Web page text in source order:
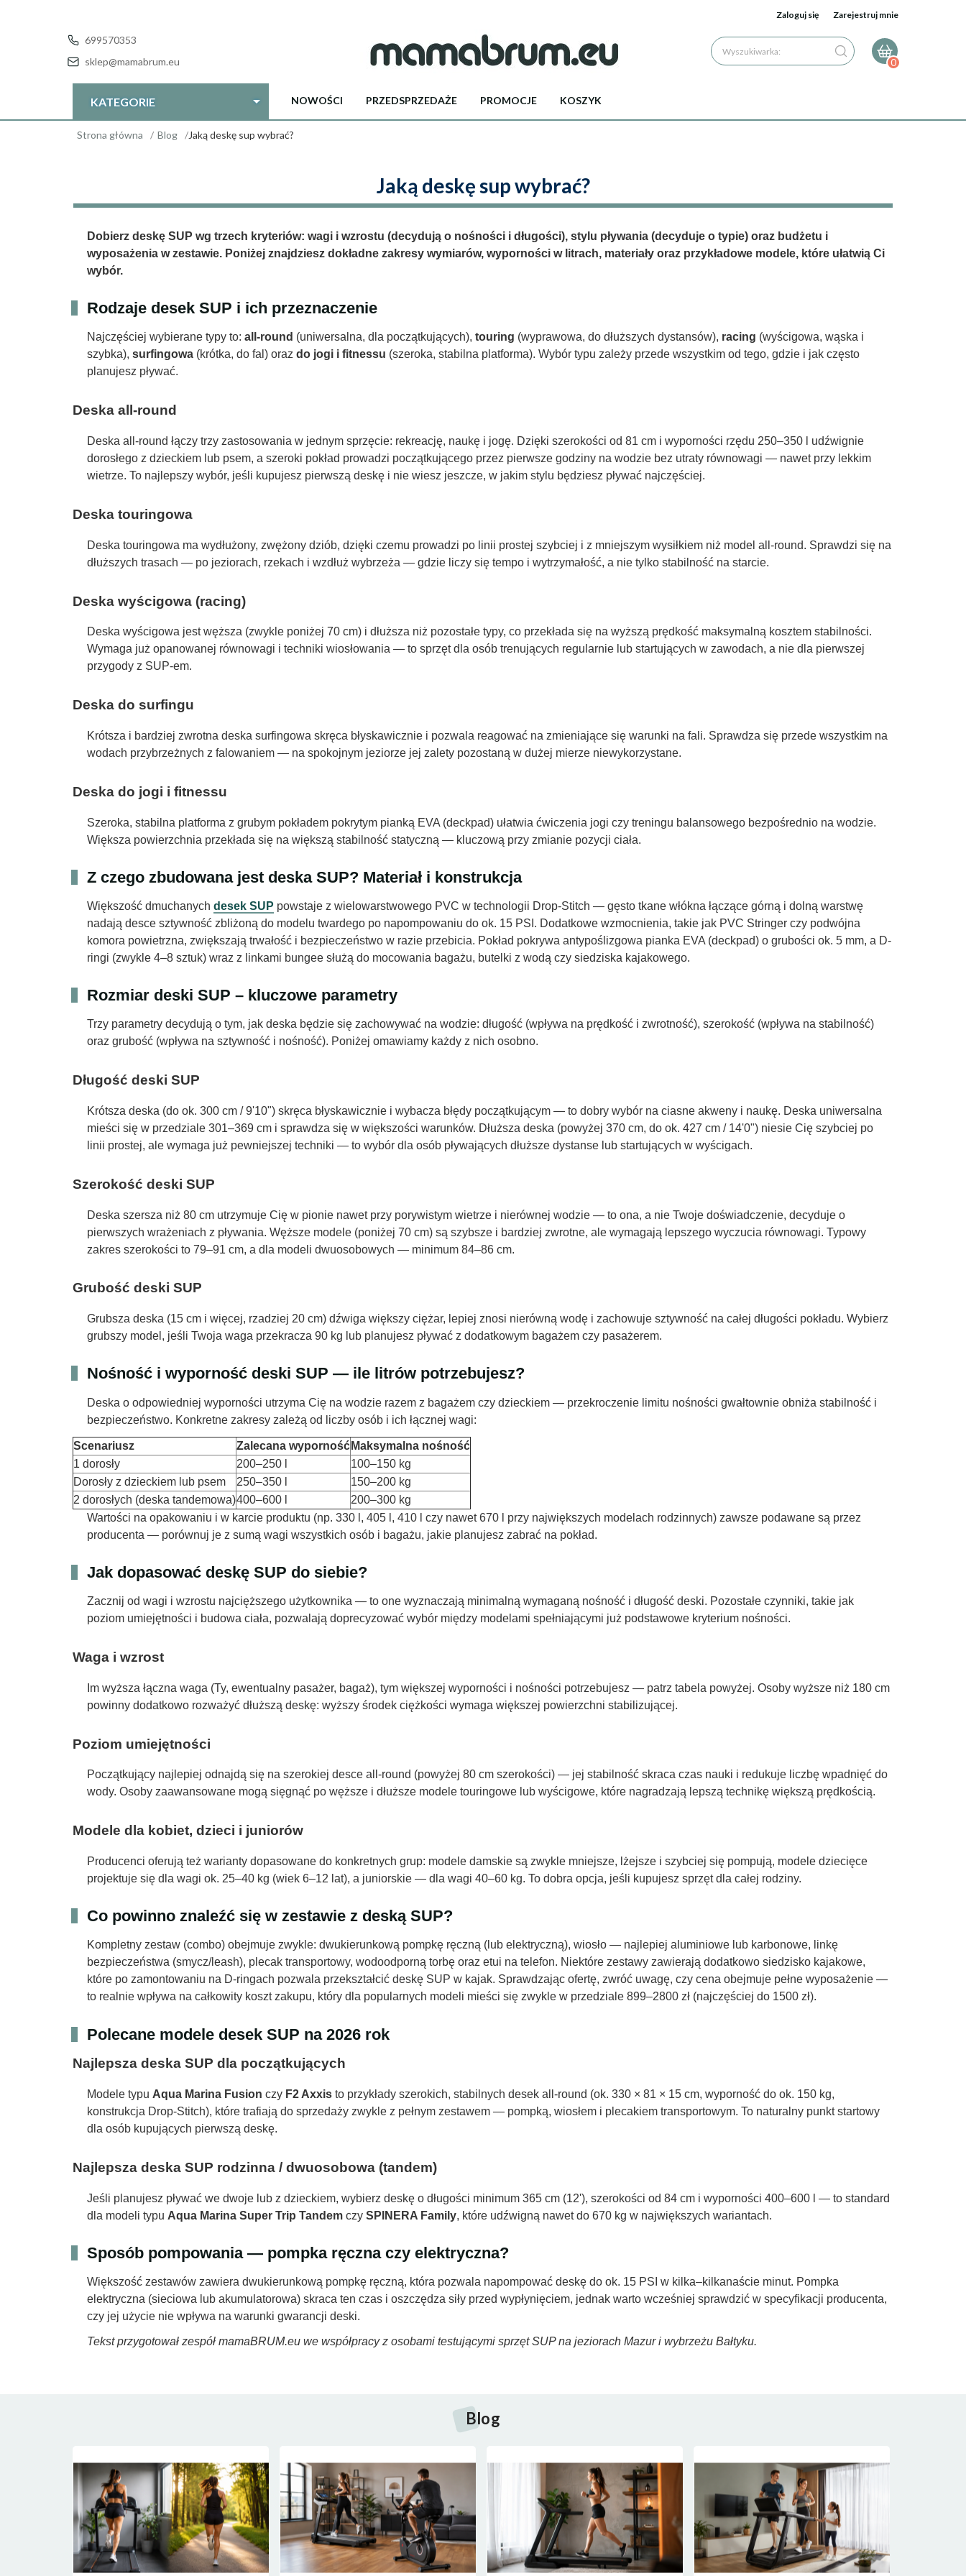
Zaloguj się Zarejestruj mnie
699570353
sklep@mamabrum.eu
Wyszukiwarka:
0
KATEGORIE NOWOŚCI PRZEDSPRZEDAŻE PROMOCJE KOSZYK
Strona główna Blog Jaką deskę sup wybrać?
Jaką deskę sup wybrać?
Dobierz deskę SUP wg trzech kryteriów: wagi i wzrostu (decydują o nośności i długości), stylu pływania (decyduje o typie) oraz budżetu i
wyposażenia w zestawie. Poniżej znajdziesz dokładne zakresy wymiarów, wyporności w litrach, materiały oraz przykładowe modele, które ułatwią Ci
wybór.
Rodzaje desek SUP i ich przeznaczenie
Najczęściej wybierane typy to: all-round (uniwersalna, dla początkujących), touring (wyprawowa, do dłuższych dystansów), racing (wyścigowa, wąska i
szybka), surfingowa (krótka, do fal) oraz do jogi i fitnessu (szeroka, stabilna platforma). Wybór typu zależy przede wszystkim od tego, gdzie i jak często
planujesz pływać.
Deska all-round
Deska all-round łączy trzy zastosowania w jednym sprzęcie: rekreację, naukę i jogę. Dzięki szerokości od 81 cm i wyporności rzędu 250–350 l udźwignie
dorosłego z dzieckiem lub psem, a szeroki pokład prowadzi początkującego przez pierwsze godziny na wodzie bez utraty równowagi — nawet przy lekkim
wietrze. To najlepszy wybór, jeśli kupujesz pierwszą deskę i nie wiesz jeszcze, w jakim stylu będziesz pływać najczęściej.
Deska touringowa
Deska touringowa ma wydłużony, zwężony dziób, dzięki czemu prowadzi po linii prostej szybciej i z mniejszym wysiłkiem niż model all-round. Sprawdzi się na
dłuższych trasach — po jeziorach, rzekach i wzdłuż wybrzeża — gdzie liczy się tempo i wytrzymałość, a nie tylko stabilność na starcie.
Deska wyścigowa (racing)
Deska wyścigowa jest węższa (zwykle poniżej 70 cm) i dłuższa niż pozostałe typy, co przekłada się na wyższą prędkość maksymalną kosztem stabilności.
Wymaga już opanowanej równowagi i techniki wiosłowania — to sprzęt dla osób trenujących regularnie lub startujących w zawodach, a nie dla pierwszej
przygody z SUP-em.
Deska do surfingu
Krótsza i bardziej zwrotna deska surfingowa skręca błyskawicznie i pozwala reagować na zmieniające się warunki na fali. Sprawdza się przede wszystkim na
wodach przybrzeżnych z falowaniem — na spokojnym jeziorze jej zalety pozostaną w dużej mierze niewykorzystane.
Deska do jogi i fitnessu
Szeroka, stabilna platforma z grubym pokładem pokrytym pianką EVA (deckpad) ułatwia ćwiczenia jogi czy treningu balansowego bezpośrednio na wodzie.
Większa powierzchnia przekłada się na większą stabilność statyczną — kluczową przy zmianie pozycji ciała.
Z czego zbudowana jest deska SUP? Materiał i konstrukcja
Większość dmuchanych desek SUP powstaje z wielowarstwowego PVC w technologii Drop-Stitch — gęsto tkane włókna łączące górną i dolną warstwę
nadają desce sztywność zbliżoną do modelu twardego po napompowaniu do ok. 15 PSI. Dodatkowe wzmocnienia, takie jak PVC Stringer czy podwójna
komora powietrzna, zwiększają trwałość i bezpieczeństwo w razie przebicia. Pokład pokrywa antypoślizgowa pianka EVA (deckpad) o grubości ok. 5 mm, a D-
ringi (zwykle 4–8 sztuk) wraz z linkami bungee służą do mocowania bagażu, butelki z wodą czy siedziska kajakowego.
Rozmiar deski SUP – kluczowe parametry
Trzy parametry decydują o tym, jak deska będzie się zachowywać na wodzie: długość (wpływa na prędkość i zwrotność), szerokość (wpływa na stabilność)
oraz grubość (wpływa na sztywność i nośność). Poniżej omawiamy każdy z nich osobno.
Długość deski SUP
Krótsza deska (do ok. 300 cm / 9'10") skręca błyskawicznie i wybacza błędy początkującym — to dobry wybór na ciasne akweny i naukę. Deska uniwersalna
mieści się w przedziale 301–369 cm i sprawdza się w większości warunków. Dłuższa deska (powyżej 370 cm, do ok. 427 cm / 14'0") niesie Cię szybciej po
linii prostej, ale wymaga już pewniejszej techniki — to wybór dla osób pływających dłuższe dystanse lub startujących w wyścigach.
Szerokość deski SUP
Deska szersza niż 80 cm utrzymuje Cię w pionie nawet przy porywistym wietrze i nierównej wodzie — to ona, a nie Twoje doświadczenie, decyduje o
pierwszych wrażeniach z pływania. Węższe modele (poniżej 70 cm) są szybsze i bardziej zwrotne, ale wymagają lepszego wyczucia równowagi. Typowy
zakres szerokości to 79–91 cm, a dla modeli dwuosobowych — minimum 84–86 cm.
Grubość deski SUP
Grubsza deska (15 cm i więcej, rzadziej 20 cm) dźwiga większy ciężar, lepiej znosi nierówną wodę i zachowuje sztywność na całej długości pokładu. Wybierz
grubszy model, jeśli Twoja waga przekracza 90 kg lub planujesz pływać z dodatkowym bagażem czy pasażerem.
Nośność i wyporność deski SUP — ile litrów potrzebujesz?
Deska o odpowiedniej wyporności utrzyma Cię na wodzie razem z bagażem czy dzieckiem — przekroczenie limitu nośności gwałtownie obniża stabilność i
bezpieczeństwo. Konkretne zakresy zależą od liczby osób i ich łącznej wagi:
Scenariusz Zalecana wyporność Maksymalna nośność
1 dorosły
200–250 l
100–150 kg
Dorosły z dzieckiem lub psem
250–350 l
150–200 kg
2 dorosłych (deska tandemowa)400–600 l
200–300 kg
Wartości na opakowaniu i w karcie produktu (np. 330 l, 405 l, 410 l czy nawet 670 l przy największych modelach rodzinnych) zawsze podawane są przez
producenta — porównuj je z sumą wagi wszystkich osób i bagażu, jakie planujesz zabrać na pokład.
Jak dopasować deskę SUP do siebie?
Zacznij od wagi i wzrostu najcięższego użytkownika — to one wyznaczają minimalną wymaganą nośność i długość deski. Pozostałe czynniki, takie jak
poziom umiejętności i budowa ciała, pozwalają doprecyzować wybór między modelami spełniającymi już podstawowe kryterium nośności.
Waga i wzrost
Im wyższa łączna waga (Ty, ewentualny pasażer, bagaż), tym większej wyporności i nośności potrzebujesz — patrz tabela powyżej. Osoby wyższe niż 180 cm
powinny dodatkowo rozważyć dłuższą deskę: wyższy środek ciężkości wymaga większej powierzchni stabilizującej.
Poziom umiejętności
Początkujący najlepiej odnajdą się na szerokiej desce all-round (powyżej 80 cm szerokości) — jej stabilność skraca czas nauki i redukuje liczbę wpadnięć do
wody. Osoby zaawansowane mogą sięgnąć po węższe i dłuższe modele touringowe lub wyścigowe, które nagradzają lepszą technikę większą prędkością.
Modele dla kobiet, dzieci i juniorów
Producenci oferują też warianty dopasowane do konkretnych grup: modele damskie są zwykle mniejsze, lżejsze i szybciej się pompują, modele dziecięce
projektuje się dla wagi ok. 25–40 kg (wiek 6–12 lat), a juniorskie — dla wagi 40–60 kg. To dobra opcja, jeśli kupujesz sprzęt dla całej rodziny.
Co powinno znaleźć się w zestawie z deską SUP?
Kompletny zestaw (combo) obejmuje zwykle: dwukierunkową pompkę ręczną (lub elektryczną), wiosło — najlepiej aluminiowe lub karbonowe, linkę
bezpieczeństwa (smycz/leash), plecak transportowy, wodoodporną torbę oraz etui na telefon. Niektóre zestawy zawierają dodatkowo siedzisko kajakowe,
które po zamontowaniu na D-ringach pozwala przekształcić deskę SUP w kajak. Sprawdzając ofertę, zwróć uwagę, czy cena obejmuje pełne wyposażenie —
to realnie wpływa na całkowity koszt zakupu, który dla popularnych modeli mieści się zwykle w przedziale 899–2800 zł (najczęściej do 1500 zł).
Polecane modele desek SUP na 2026 rok
Najlepsza deska SUP dla początkujących
Modele typu Aqua Marina Fusion czy F2 Axxis to przykłady szerokich, stabilnych desek all-round (ok. 330 × 81 × 15 cm, wyporność do ok. 150 kg,
konstrukcja Drop-Stitch), które trafiają do sprzedaży zwykle z pełnym zestawem — pompką, wiosłem i plecakiem transportowym. To naturalny punkt startowy
dla osób kupujących pierwszą deskę.
Najlepsza deska SUP rodzinna / dwuosobowa (tandem)
Jeśli planujesz pływać we dwoje lub z dzieckiem, wybierz deskę o długości minimum 365 cm (12'), szerokości od 84 cm i wyporności 400–600 l — to standard
dla modeli typu Aqua Marina Super Trip Tandem czy SPINERA Family, które udźwigną nawet do 670 kg w największych wariantach.
Sposób pompowania — pompka ręczna czy elektryczna?
Większość zestawów zawiera dwukierunkową pompkę ręczną, która pozwala napompować deskę do ok. 15 PSI w kilka–kilkanaście minut. Pompka
elektryczna (sieciowa lub akumulatorowa) skraca ten czas i oszczędza siły przed wypłynięciem, jednak warto wcześniej sprawdzić w specyfikacji producenta,
czy jej użycie nie wpływa na warunki gwarancji deski.
Tekst przygotował zespół mamaBRUM.eu we współpracy z osobami testującymi sprzęt SUP na jeziorach Mazur i wybrzeżu Bałtyku.
Blog